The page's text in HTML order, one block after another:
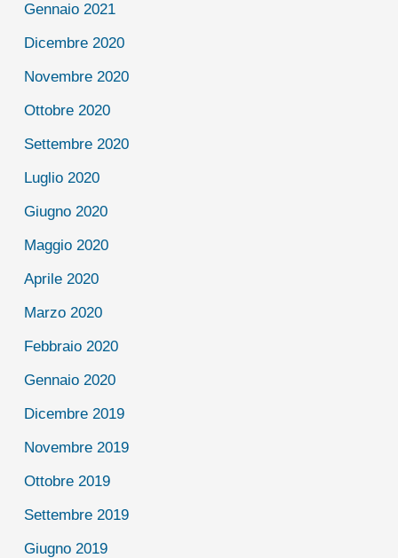
Gennaio 2021
Dicembre 2020
Novembre 2020
Ottobre 2020
Settembre 2020
Luglio 2020
Giugno 2020
Maggio 2020
Aprile 2020
Marzo 2020
Febbraio 2020
Gennaio 2020
Dicembre 2019
Novembre 2019
Ottobre 2019
Settembre 2019
Giugno 2019